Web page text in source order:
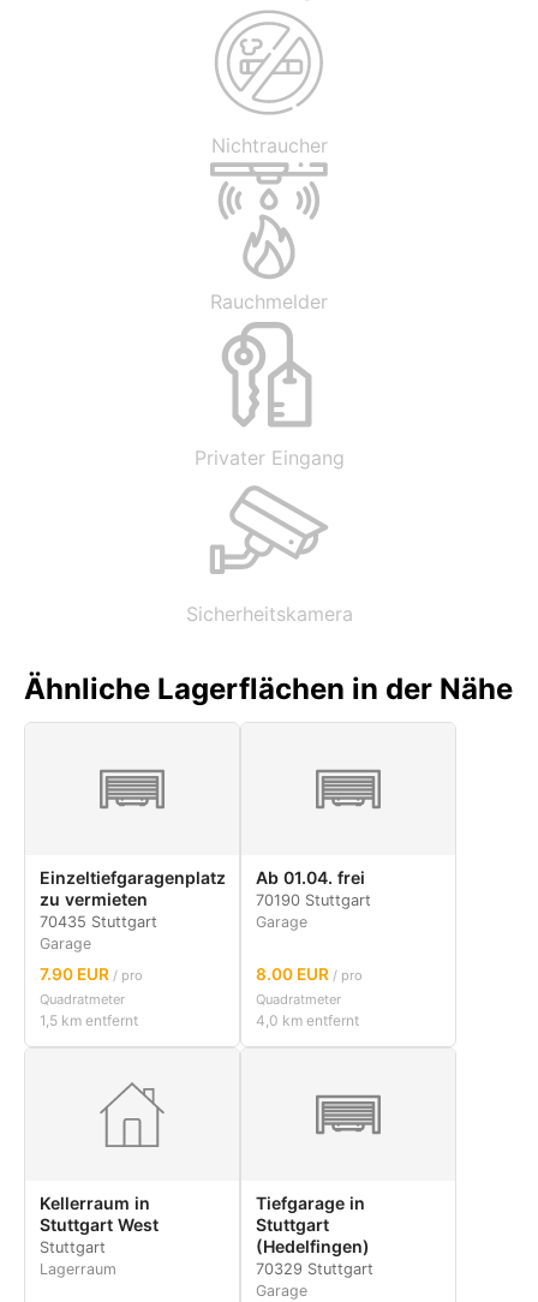
Nichtraucher
Rauchmelder
Privater Eingang
Sicherheitskamera
Ähnliche Lagerflächen in der Nähe
Einzeltiefgaragenplatz
zu vermieten
70435 Stuttgart
Garage
7.90 EUR / pro
Quadratmeter
1,5 km entfernt
Ab 01.04. frei
70190 Stuttgart
Garage
8.00 EUR / pro
Quadratmeter
4,0 km entfernt
Kellerraum in
Stuttgart West
Stuttgart
Lagerraum
Tiefgarage in
Stuttgart
(Hedelfingen)
70329 Stuttgart
Garage